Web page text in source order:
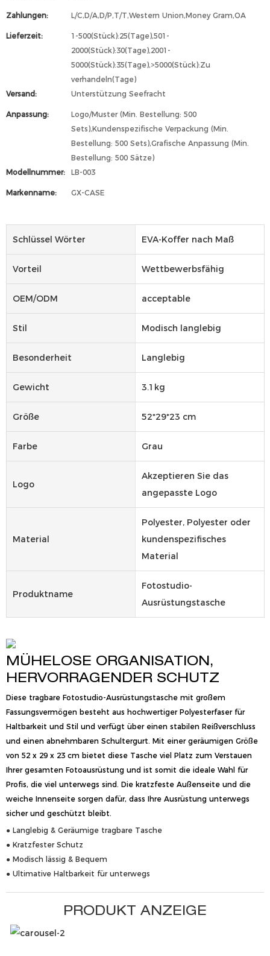
Zahlungen: L/C,D/A,D/P,T/T,Western Union,Money Gram,OA
Lieferzeit:
1-500(Stück):25(Tage),501-
2000(Stück):30(Tage),2001-
5000(Stück):35(Tage),>5000(Stück):Zu
verhandeln(Tage)
Versand:
Unterstützung Seefracht
Anpassung:
Logo/Muster (Min. Bestellung: 500
Sets),Kundenspezifische Verpackung (Min.
Bestellung: 500 Sets),Grafische Anpassung (Min.
Bestellung: 500 Sätze)
Modellnummer:
LB-003
Markenname: GX-CASE
Schlüssel Wörter EVA-Koffer nach Maß
Vorteil Wettbewerbsfähig
OEM/ODM acceptable
Stil Modisch langlebig
Besonderheit Langlebig
Gewicht 3.1kg
Größe 52*29*23 cm
Farbe Grau
Logo
Akzeptieren Sie das
angepasste Logo
Material
Polyester, Polyester oder
kundenspezifisches
Material
Produktname
Fotostudio-
Ausrüstungstasche
MÜHELOSE ORGANISATION,
HERVORRAGENDER SCHUTZ
Diese tragbare Fotostudio-Ausrüstungstasche mit großem
Fassungsvermögen besteht aus hochwertiger Polyesterfaser für
Haltbarkeit und Stil und verfügt über einen stabilen Reißverschluss
und einen abnehmbaren Schultergurt. Mit einer geräumigen Größe
von 52 x 29 x 23 cm bietet diese Tasche viel Platz zum Verstauen
Ihrer gesamten Fotoausrüstung und ist somit die ideale Wahl für
Profis, die viel unterwegs sind. Die kratzfeste Außenseite und die
weiche Innenseite sorgen dafür, dass Ihre Ausrüstung unterwegs
sicher und geschützt bleibt.
● Langlebig & Geräumige tragbare Tasche
● Kratzfester Schutz
● Modisch lässig & Bequem
● Ultimative Haltbarkeit für unterwegs
PRODUKT ANZEIGE